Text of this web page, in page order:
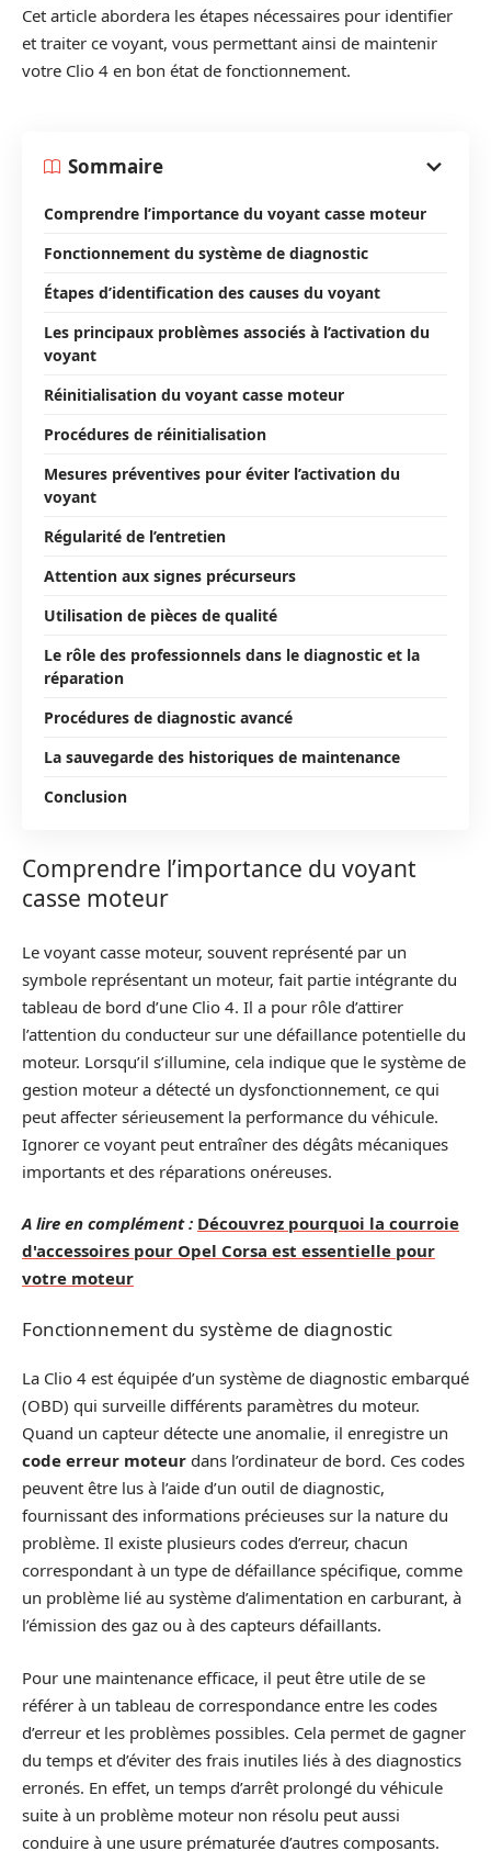
Cet article abordera les étapes nécessaires pour identifier
et traiter ce voyant, vous permettant ainsi de maintenir
votre Clio 4 en bon état de fonctionnement.
Sommaire
Comprendre l’importance du voyant casse moteur
Fonctionnement du système de diagnostic
Étapes d’identification des causes du voyant
Les principaux problèmes associés à l’activation du
voyant
Réinitialisation du voyant casse moteur
Procédures de réinitialisation
Mesures préventives pour éviter l’activation du
voyant
Régularité de l’entretien
Attention aux signes précurseurs
Utilisation de pièces de qualité
Le rôle des professionnels dans le diagnostic et la
réparation
Procédures de diagnostic avancé
La sauvegarde des historiques de maintenance
Conclusion
Comprendre l’importance du voyant
casse moteur
Le voyant casse moteur, souvent représenté par un
symbole représentant un moteur, fait partie intégrante du
tableau de bord d’une Clio 4. Il a pour rôle d’attirer
l’attention du conducteur sur une défaillance potentielle du
moteur. Lorsqu’il s’illumine, cela indique que le système de
gestion moteur a détecté un dysfonctionnement, ce qui
peut affecter sérieusement la performance du véhicule.
Ignorer ce voyant peut entraîner des dégâts mécaniques
importants et des réparations onéreuses.
A lire en complément : Découvrez pourquoi la courroie
d'accessoires pour Opel Corsa est essentielle pour
votre moteur
Fonctionnement du système de diagnostic
La Clio 4 est équipée d’un système de diagnostic embarqué
(OBD) qui surveille différents paramètres du moteur.
Quand un capteur détecte une anomalie, il enregistre un
code erreur moteur dans l’ordinateur de bord. Ces codes
peuvent être lus à l’aide d’un outil de diagnostic,
fournissant des informations précieuses sur la nature du
problème. Il existe plusieurs codes d’erreur, chacun
correspondant à un type de défaillance spécifique, comme
un problème lié au système d’alimentation en carburant, à
l’émission des gaz ou à des capteurs défaillants.
Pour une maintenance efficace, il peut être utile de se
référer à un tableau de correspondance entre les codes
d’erreur et les problèmes possibles. Cela permet de gagner
du temps et d’éviter des frais inutiles liés à des diagnostics
erronés. En effet, un temps d’arrêt prolongé du véhicule
suite à un problème moteur non résolu peut aussi
conduire à une usure prématurée d’autres composants.